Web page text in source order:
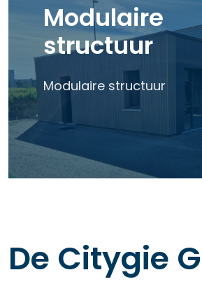
Modulaire
structuur
Modulaire structuur
De Citygie